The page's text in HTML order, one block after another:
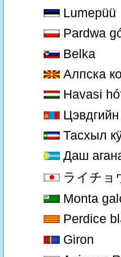
Lumepüü
Pardwa
Belka
Алпска
Havasi
Тасхыл
Даш
ライチョ
Monta
Perdice
Giron